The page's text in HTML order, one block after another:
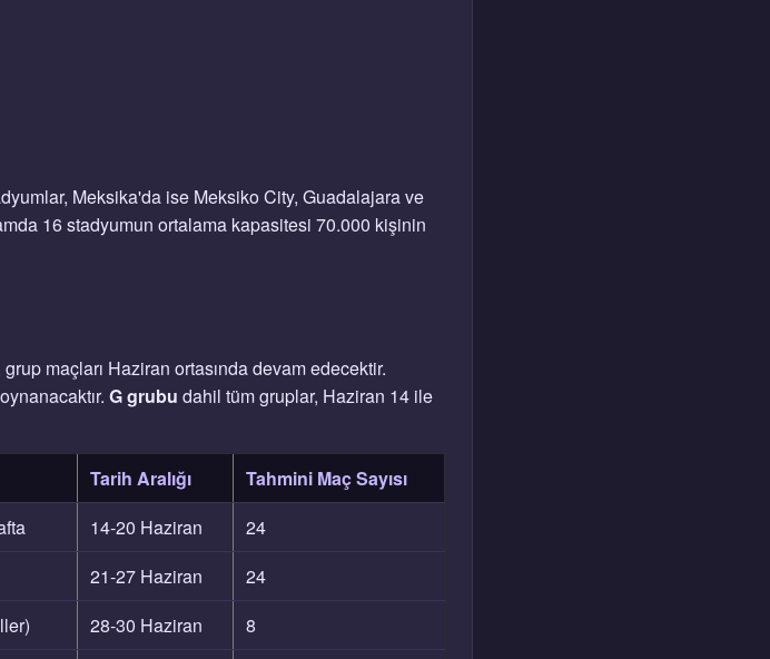
Meksika'da ise Meksiko City, Guadalajara ve
16 stadyumun ortalama kapasitesi 70.000 kişinin
maçları Haziran ortasında devam edecektir.
G grubu dahil tüm gruplar, Haziran 14 ile
Tarih Aralığı
Tahmini Maç Sayısı
14-20 Haziran
24
21-27 Haziran
24
28-30 Haziran
8